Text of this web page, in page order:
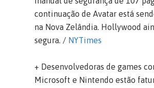
continuação de Avatar está
na Nova Zelândia. Hollywood
segura. / NYTimes
+ Desenvolvedoras de games
Microsoft e Nintendo estão